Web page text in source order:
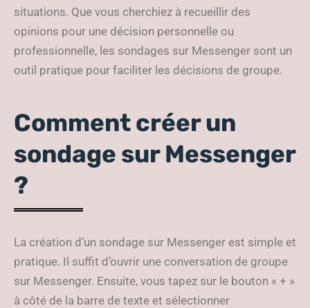
situations. Que vous cherchiez à recueillir des
opinions pour une décision personnelle ou
professionnelle, les sondages sur Messenger sont un
outil pratique pour faciliter les décisions de groupe.
Comment créer un
sondage sur Messenger
?
La création d’un sondage sur Messenger est simple et
pratique. Il suffit d’ouvrir une conversation de groupe
sur Messenger. Ensuite, vous tapez sur le bouton « + »
à côté de la barre de texte et sélectionner